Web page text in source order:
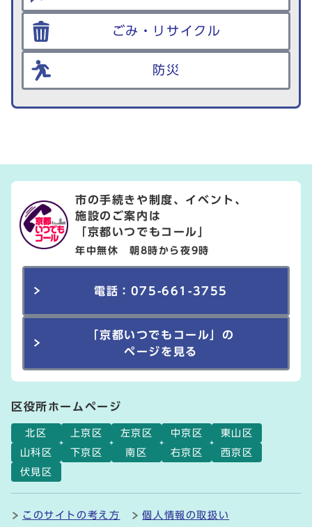
ごみ・リサイクル
防災
市の手続きや制度、イベント、
施設のご案内は
「京都いつでもコール」
年中無休 朝8時から夜9時
電話：075-661-3755
「京都いつでもコール」の
ページを見る
区役所ホームページ
北区 上京区 左京区 中京区
東山区
山科区
下京区 南区 右京区
西京区
伏見区
このサイトの考え方 個人情報の取扱い